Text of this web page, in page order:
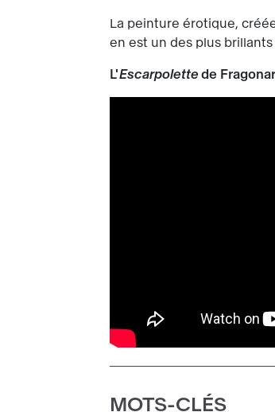
La peinture érotique,
en est un des plus
L'Escarpolette de
MOTS-CLÉS